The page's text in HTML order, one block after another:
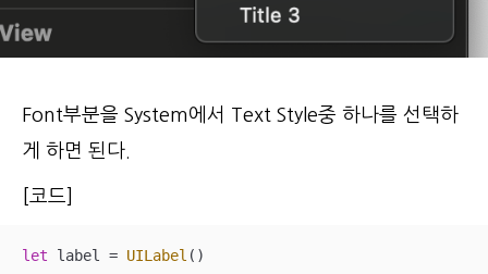
Font부분을 System에서 Text Style중 하나를 선택하
게 하면 된다.
[코드]
let label = UILabel ()